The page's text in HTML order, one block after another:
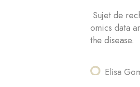
Sujet de
omics data
the disease.
Elisa